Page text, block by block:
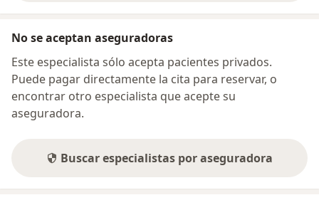
No se aceptan aseguradoras
Este especialista sólo acepta pacientes privados.
Puede pagar directamente la cita para reservar, o
encontrar otro especialista que acepte su
aseguradora.
Buscar especialistas por aseguradora